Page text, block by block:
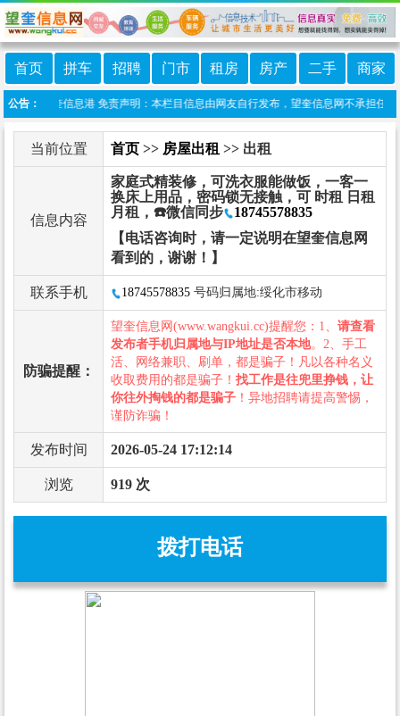
首页 拼车 招聘 门市 租房 房产 二手 商家
公告：
程序:望奎信息港 免责声明：本栏目信息由网友自行发布，望奎信息网不承担任何
当前位置 首页 >> 房屋出租 >> 出租
信息内容
家庭式精装修，可洗衣服能做饭，一客一
换床上用品，密码锁无接触，可 时租 日租
月租，☎️微信同步
18745578835
【电话咨询时，请一定说明在望奎信息网
看到的，谢谢！】
联系手机 18745578835 号码归属地:绥化市移动
防骗提醒：
望奎信息网(www.wangkui.cc)提醒您：1、 请查看
发布者手机归属地与IP地址是否本地。2、手工
活、网络兼职、刷单，都是骗子！凡以各种名义
收取费用的都是骗子！ 找工作是往兜里挣钱，让
你往外掏钱的都是骗子 ！异地招聘请提高警惕，
谨防诈骗！
发布时间 2026-05-24 17:12:14
浏览 919 次
拨打电话